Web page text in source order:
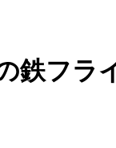
鉄フ